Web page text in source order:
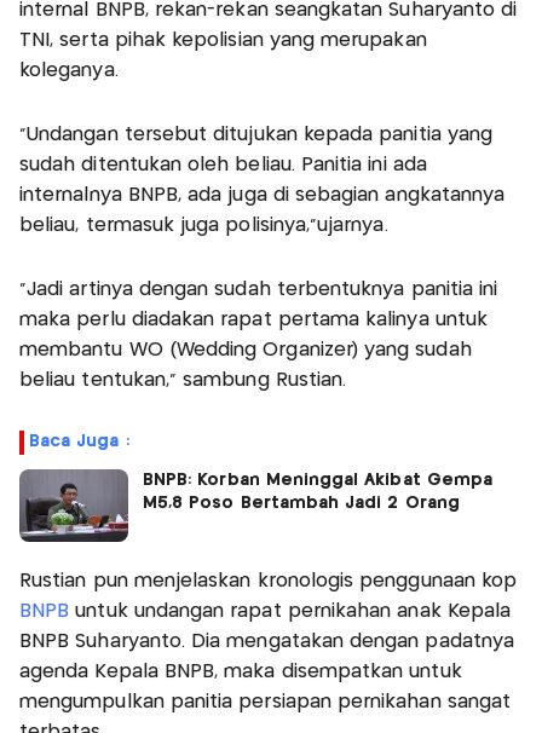
internal BNPB, rekan-rekan seangkatan Suharyanto di
TNI, serta pihak kepolisian yang merupakan
koleganya.
“Undangan tersebut ditujukan kepada panitia yang
sudah ditentukan oleh beliau. Panitia ini ada
internalnya BNPB, ada juga di sebagian angkatannya
beliau, termasuk juga polisinya,”ujarnya.
“Jadi artinya dengan sudah terbentuknya panitia ini
maka perlu diadakan rapat pertama kalinya untuk
membantu WO (Wedding Organizer) yang sudah
beliau tentukan,” sambung Rustian.
Baca Juga :
BNPB: Korban Meninggal Akibat Gempa
M5,8 Poso Bertambah Jadi 2 Orang
Rustian pun menjelaskan kronologis penggunaan kop
BNPBuntuk undangan rapat pernikahan anak Kepala
BNPB Suharyanto. Dia mengatakan dengan padatnya
agenda Kepala BNPB, maka disempatkan untuk
mengumpulkan panitia persiapan pernikahan sangat